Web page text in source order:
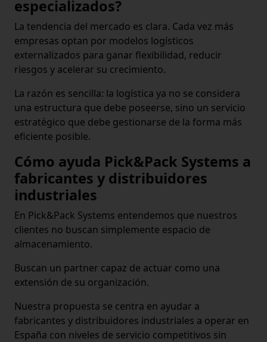
especializados?
La tendencia del mercado es clara. Cada vez más
empresas optan por modelos logísticos
externalizados para ganar flexibilidad, reducir
riesgos y acelerar su crecimiento.
La razón es sencilla: la logística ya no se considera
una estructura que debe poseerse, sino un servicio
estratégico que debe gestionarse de la forma más
eficiente posible.
Cómo ayuda Pick&Pack Systems a
fabricantes y distribuidores
industriales
En Pick&Pack Systems entendemos que nuestros
clientes no buscan simplemente espacio de
almacenamiento.
Buscan un partner capaz de actuar como una
extensión de su organización.
Nuestra propuesta se centra en ayudar a
fabricantes y distribuidores industriales a operar en
España con niveles de servicio competitivos sin